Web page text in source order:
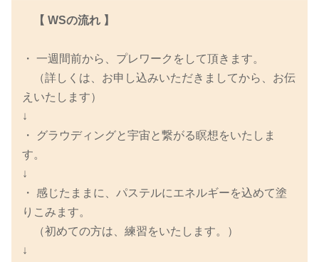
【 WSの流れ 】
・ 一週間前から、プレワークをして頂きます。
（詳しくは、お申し込みいただきましてから、お伝
えいたします）
↓
・ グラウディングと宇宙と繋がる瞑想をいたしま
す。
↓
・ 感じたままに、パステルにエネルギーを込めて塗
りこみます。
（初めての方は、練習をいたします。）
↓